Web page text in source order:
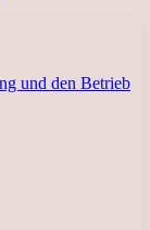
und den Betrieb